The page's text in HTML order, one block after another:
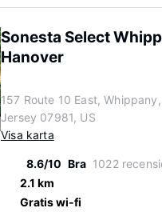
Sonesta Select
Hanover
157 Route 10 East,
Jersey 07981, US
Visa karta
8.6/10 Bra 1022
2.1 km
Gratis wi-fi